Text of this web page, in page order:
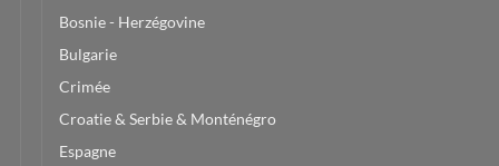
Bosnie - Herzégovine
Bulgarie
Crimée
Croatie & Serbie & Monténégro
Espagne